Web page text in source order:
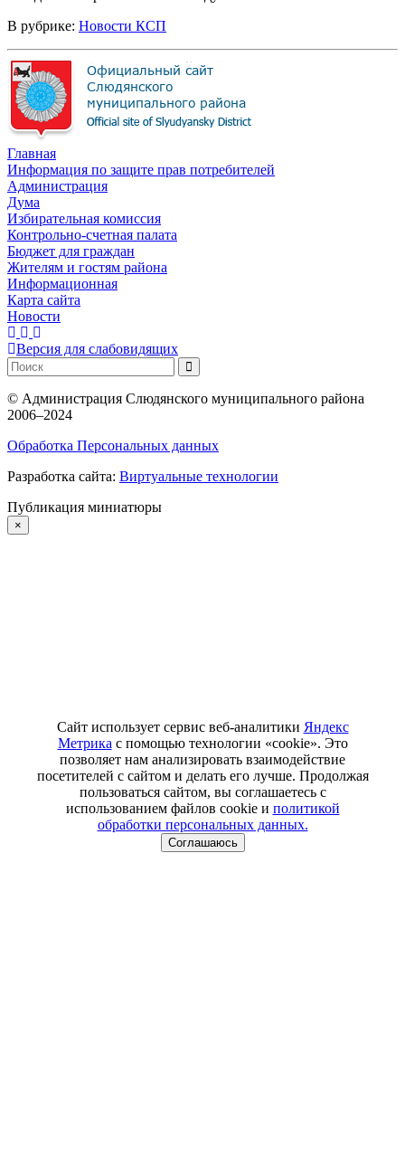
В рубрике: Новости КСП
Главная
Информация по защите прав потребителей
Администрация
Дума
Избирательная комиссия
Контрольно-счетная палата
Бюджет для граждан
Жителям и гостям района
Информационная
Карта сайта
Новости
Версия для слабовидящих
© Администрация Слюдянского муниципального района
2006–2024
Обработка Персональных данных
Разработка сайта: Виртуальные технологии
Публикация миниатюры
×
Сайт использует сервис веб-аналитики Яндекс
Метрика с помощью технологии «cookie». Это
позволяет нам анализировать взаимодействие
посетителей с сайтом и делать его лучше. Продолжая
пользоваться сайтом, вы соглашаетесь с
использованием файлов cookie и политикой
обработки персональных данных.
Соглашаюсь